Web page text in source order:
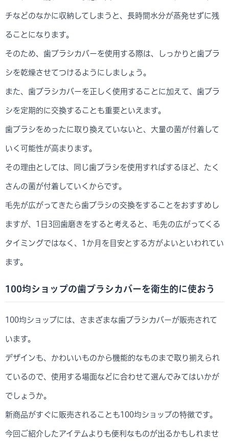
チなどのなかに収納してしまうと、長時間水分が蒸発せずに残
ることになります。
そのため、歯ブラシカバーを使用する際は、しっかりと歯ブラ
シを乾燥させてつけるようにしましょう。
また、歯ブラシカバーを正しく使用することに加えて、歯ブラ
シを定期的に交換することも重要といえます。
歯ブラシをめったに取り換えていないと、大量の菌が付着して
いく可能性が高まります。
その理由としては、同じ歯ブラシを使用すればするほど、たく
さんの菌が付着していくからです。
毛先が広がってきたら歯ブラシの交換をすることをおすすめし
ますが、1日3回歯磨きをすると考えると、毛先の広がってくる
タイミングではなく、1か月を目安とする方がよいといわれてい
ます。
100均ショップの歯ブラシカバーを衛生的に使おう
100均ショップには、さまざまな歯ブラシカバーが販売されて
います。
デザインも、かわいいものから機能的なものまで取り揃えられ
ているので、使用する場面などに合わせて選んでみてはいかが
でしょうか。
新商品がすぐに販売されることも100均ショップの特徴です。
今回ご紹介したアイテムよりも便利なものが出るかもしれませ